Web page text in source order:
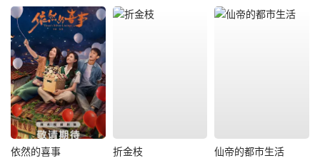
依然的喜事 折金枝 仙帝的都市生活